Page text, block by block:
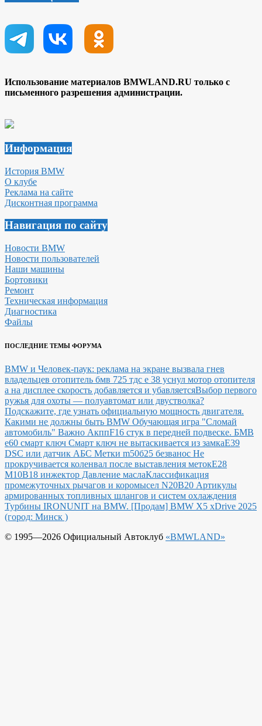
Использование материалов BMWLAND.RU только с
письменного разрешения администрации.
Информация
История BMW
О клубе
Реклама на сайте
Дисконтная программа
Навигация по сайту
Новости BMW
Новости пользователей
Наши машины
Бортовики
Ремонт
Техническая информация
Диагностика
Файлы
ПОСЛЕДНИЕ ТЕМЫ ФОРУМА
BMW и Человек-паук: реклама на экране вызвала гнев
владельцев отопитель бмв 725 тдс е 38 уснул мотор отопителя
а на дисплее скорость добавляется и убавляетсяВыбор первого
ружья для охоты — полуавтомат или двустволка?
Подскажите, где узнать официальную мощность двигателя.
Какими не должны быть BMW Обучающая игра "Сломай
автомобиль" Важно АкппF16 стук в передней подвеске. БМВ
е60 смарт ключ Смарт ключ не вытаскивается из замкаE39
DSC или датчик АБС Метки m50б25 безванос Не
прокручивается коленвал после выставления метокЕ28
М10В18 инжектор Давление маслаКлассификация
промежуточных рычагов и коромысел N20B20 Артикулы
армированных топливных шлангов и систем охлаждения
Турбины IRONUNIT на BMW. [Продам] BMW X5 xDrive 2025
(город: Минск )
© 1995—2026 Официальный Автоклуб «BMWLAND»